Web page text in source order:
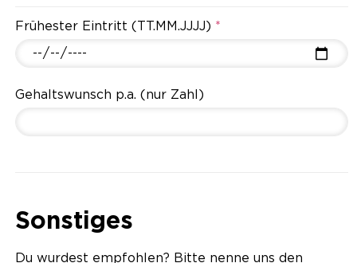
Frühester Eintritt (TT.MM.JJJJ) *
Gehaltswunsch p.a. (nur Zahl)
Sonstiges
Du wurdest empfohlen? Bitte nenne uns den